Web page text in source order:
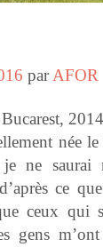
parAFOR
née
ne saurai
ce
ceux qui
gens